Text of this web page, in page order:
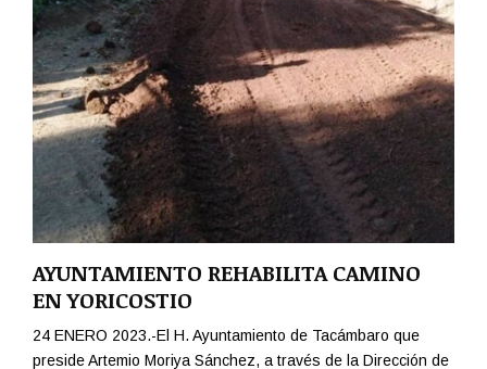
AYUNTAMIENTO REHABILITA CAMINO
EN YORICOSTIO
24 ENERO 2023.-El H. Ayuntamiento de Tacámbaro que
preside Artemio Moriya Sánchez, a través de la Dirección de